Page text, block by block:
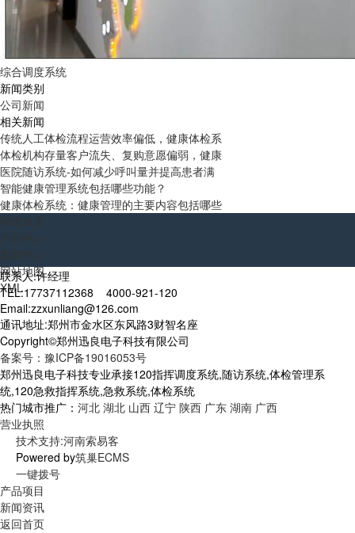
综合调度系统
新闻类别
公司新闻
相关新闻
传统人工体检流程运营效率偏低，健康体检系
体检机构存量客户流失、复购意愿偏弱，健康
医院随访系统-如何减少呼叫量并提高患者满
智能健康管理系统包括哪些功能？
健康体检系统：健康管理的主要内容包括哪些
网站地图
XML
联系人:许经理
TEL:17737112368 4000-921-120
Email:zzxunliang@126.com
通讯地址:郑州市金水区东风路3财智名座
Copyright©郑州迅良电子科技有限公司
备案号：豫ICP备19016053号
郑州迅良电子科技专业承接120指挥调度系统,随访系统,体检管理系
统,120急救指挥系统,急救系统,体检系统
热门城市推广： 河北 湖北 山西 辽宁 陕西 广东 湖南 广西
营业执照
技术支持:河南索易客
Powered by筑巢ECMS
一键拨号
产品项目
新闻资讯
返回首页